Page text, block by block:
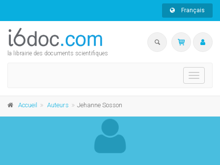
Français
la librairie des documents scientifiques
Toggle
Accueil Auteurs Jehanne Sosson